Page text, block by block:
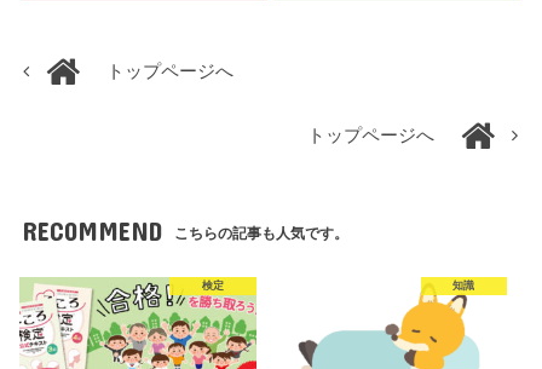
トップページへ
トップページへ
RECOMMEND こちらの記事も人気です。
検定 知識